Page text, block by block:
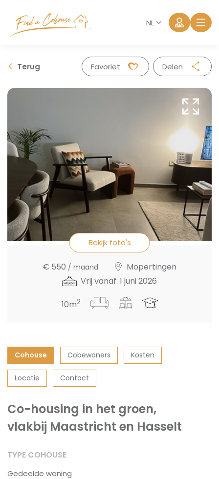
NL
Terug Favoriet
Delen
Facebook
Twitter
Whatsapp
Mail
Bekijk foto's
€ 550 / maand
Mopertingen
Vrij vanaf: 1 juni 2026
10m2
Cohouse Cobewoners Kosten
Locatie Contact
Co-housing in het groen,
vlakbij Maastricht en Hasselt
TYPE COHOUSE
Gedeelde woning